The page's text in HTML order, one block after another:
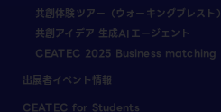
共創体験ツアー（ウォーキングブレスト）
共創アイデア 生成AIエージェント
CEATEC 2025 Business matching
出展者イベント情報
CEATEC for Students